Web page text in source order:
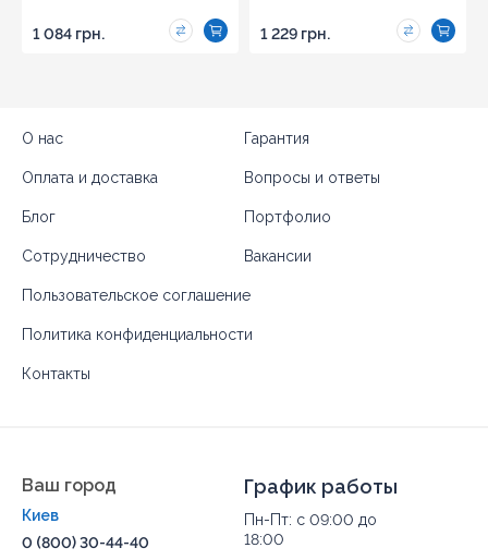
1 084 грн. 1 229 грн.
О нас Гарантия
Оплата и доставка Вопросы и ответы
Блог Портфолио
Сотрудничество Вакансии
Пользовательское соглашение
Политика конфиденциальности
Контакты
Ваш город
Киев
0 (800) 30-44-40
График работы
Пн-Пт: с 09:00 до
18:00